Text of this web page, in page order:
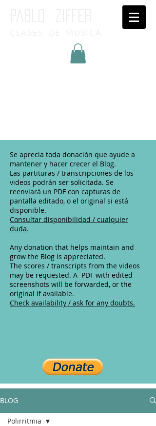
Se aprecia toda donación que ayude a
mantener y hacer crecer el Blog.
Las partituras / transcripciones de los
videos podrán ser solicitada. Se
reenviará un PDF con capturas de
pantalla editado, o el original si está
disponible.​
Consultar disponibilidad / cualquier
duda.
Any donation that helps maintain and
grow the Blog is appreciated.
The scores / transcripts from the videos
may be requested. A PDF with edited
screenshots will be forwarded, or the
original if available.
Check availability / ask for any doubts.
BLOG
Polirritmia